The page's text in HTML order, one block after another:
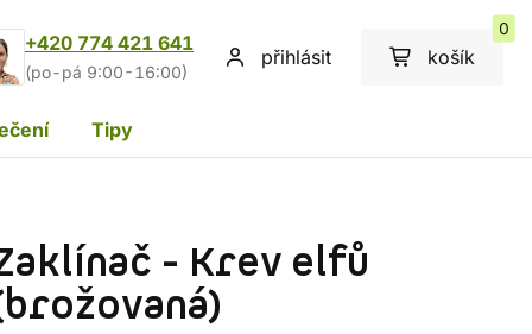
+420 774 421 641
(po-pá 9:00-16:00)
přihlásit košík
0
Tipy
- Krev elfů